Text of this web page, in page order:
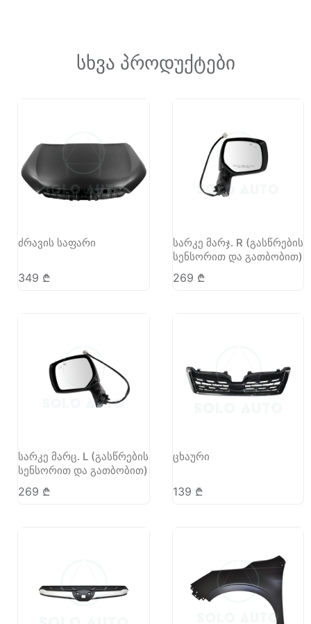
სხვა პროდუქტები
ძრავის საფარი
349 ₾
სარკე მარჯ. R (გასწრების
სენსორით და გათბობით)
269 ₾
სარკე მარც. L (გასწრების
სენსორით და გათბობით)
269 ₾
ცხაური
139 ₾